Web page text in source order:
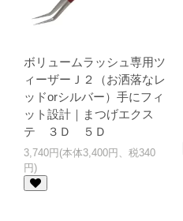
ボリュームラッシュ専用ツ
ィーザーＪ２（お洒落なレ
ッドorシルバー）手にフィ
ット設計｜まつげエクス
テ ３Ｄ ５Ｄ
3,740円(本体3,400円、税340
円)